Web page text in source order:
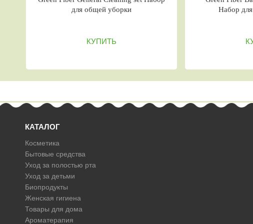
для общей уборки
Набор для уборки
КАТАЛОГ
Косметика
Бытовые средства
Уход за полостью рта
Уход за детьми
Биопродукты
Женская гигиена
Товары для дома
Ароматерапия